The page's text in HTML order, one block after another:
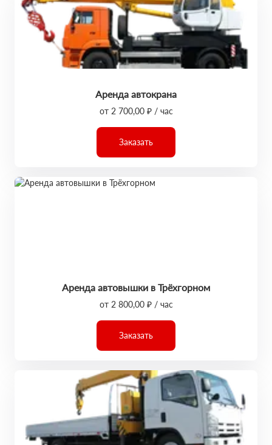
Аренда автокрана
от 2 700,00 ₽ / час
Заказать
Аренда автовышки в Трёхгорном
от 2 800,00 ₽ / час
Заказать